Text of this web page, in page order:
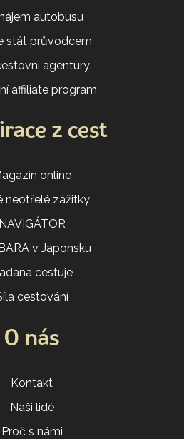
autobusu
stát průvodcem
agentury
affiliate program
z cest
online
neotřelé zážitky
NAVIGÁTOR
v Japonsku
cestuje
cestování
O nás
Kontakt
Naši lidé
Proč s námi